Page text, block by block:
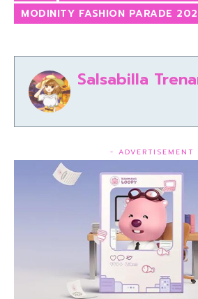
MODINITY FASHION PARADE
Salsabilla
- ADVERTISEMENT